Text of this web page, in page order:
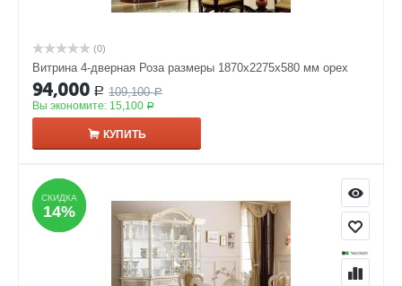
(0)
Витрина 4-дверная Роза размеры 1870x2275x580 мм орех
94,000 Р 109,100 Р
Вы экономите: 15,100 Р
КУПИТЬ
СКИДКА
14%
СКИДКА
14%